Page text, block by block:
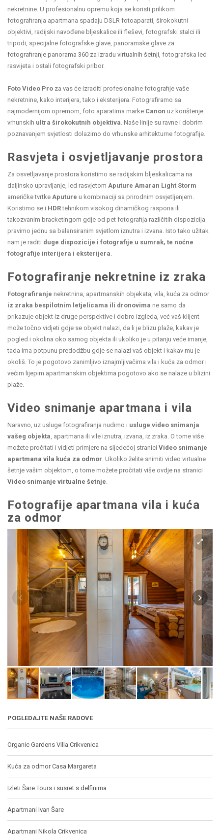
nekretnine. U profesionalnu opremu koja se koristi prilikom
fotografiranja apartmana spadaju DSLR fotoaparati, širokokutni
objektivi, radijski navođene bljeskalice ili fleševi, fotografski stalci ili
tripodi, specijalne fotografske glave, panoramske glave za
fotografiranje panorama 360 za izradu virtualnih šetnji , fotografska led
rasvijeta i ostali fotografski pribor.
Foto Video Pro za vas će izraditi profesionalne fotografije vaše
nekretnine, kako interijera, tako i eksterijera. Fotografiramo sa
najmodernijom opremom, foto aparatima marke Canon uz korištenje
vrhunskih ultra širokokutnih objektiva . Naše linije su ravne i dobrim
poznavanjem svjetlosti dolazimo do vrhunske arhitekturne fotografije.
Rasvjeta i osvjetljavanje prostora
Za osvetljavanje prostora koristimo se radijskim bljeskalicama na
daljinsko upravljanje, led rasvjetom Aputure Amaran Light Storm
američke tvrtke Aputure u kombinaciji sa prirodnim osvjetljenjem.
Koristimo se i HDRtehnikom visokog dinamičkog raspona ili
takozvanim bracketingom gdje od pet fotografija različitih dispozicija
pravimo jednu sa balansiranim svjetlom iznutra i izvana. Isto tako užitak
nam je raditi duge dispozicije i fotografije u sumrak, te noćne
fotografije interijera i eksterijera
Fotografiranje nekretnine iz zraka
Fotografiranje nekretnina, apartmanskih objekata, vila, kuća za odmor
iz zraka bespilotnim letjelicama ili dronovima ne samo da
prikazuje objekt iz druge perspektive i dobro izgleda, već vaš klijent
može točno vidjeti gdje se objekt nalazi, da li je blizu plaže, kakav je
pogled i okolina oko samog objekta ili ukoliko je u pitanju veće imanje,
tada ima potpunu predodžbu gdje se nalazi vaš objekt i kakav mu je
okoliš. To je pogotovo zanimljivo iznajmljivačima vila i kuća za odmor i
većim lijepim apartmanskim objektima pogotovo ako se nalaze u blizini
plaže.
Video snimanje apartmana i vila
Naravno, uz usluge fotografiranja nudimo i usluge video snimanja
vašeg objekta , apartmana ili vile iznutra, izvana, iz zraka. O tome više
možete pročitati i vidjeti primjere na sljedećoj stranici Video snimanje
apartmana vila kuća za odmor . Ukoliko želite snimiti video virtualne
šetnje vašim objektom, o tome možete pročitati više ovdje na stranici
Video snimanje virtualne šetnje
Fotografije apartmana vila i kuća
za odmor
POGLEDAJTE NAŠE RADOVE
Organic Gardens Villa Crikvenica
Kuća za odmor Casa Margareta
Izleti Šare Tours i susret s delfinima
Apartmani Ivan Šare
Apartmani Nikola Crikvenica